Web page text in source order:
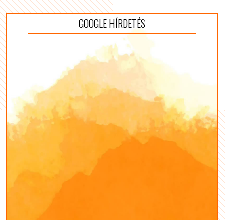
GOOGLE HÍRDETÉS